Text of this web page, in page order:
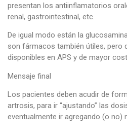
presentan los antiinflamatorios
renal, gastrointestinal, etc.
De igual modo están la
son fármacos también útiles, pero
disponibles en APS y de mayor
Mensaje final
Los pacientes deben acudir de
artrosis, para ir “ajustando” las
eventualmente ir agregando (o no)